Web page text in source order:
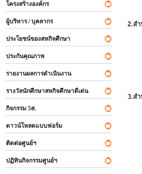
โครงสร้างองค์กร
ผู้บริหาร / บุคลากร
ประโยชน์ของสหกิจศึกษา
ประกันคุณภาพ
รายงานผลการดำเนินงาน
รางวัลนักศึกษาสหกิจศึกษาดีเด่น
กิจกรรม 5ส.
ดาวน์โหลดแบบฟอร์ม
ติดต่อศูนย์ฯ
ปฏิทินกิจกรรมศูนย์ฯ
2.ส
3.ส